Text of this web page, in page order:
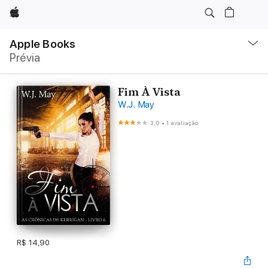
Apple
Apple Books
Prévia
Nav
Abrir
menu
Fim À Vista
W.J. May
3,0 •1 avaliação
R$ 14,90